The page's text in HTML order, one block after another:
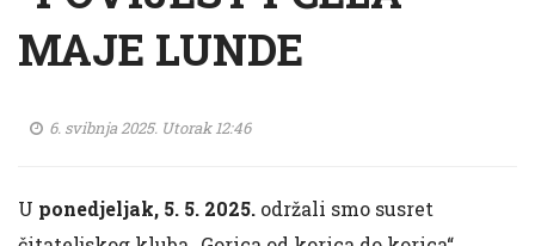
MAJE LUNDE
6. svibnja 2025. Utorak 12:46
U ponedjeljak, 5. 5. 2025. održali smo susret